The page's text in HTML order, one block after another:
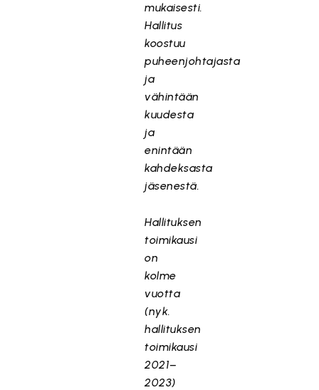
mukaisesti.
Hallitus
koostuu
puheenjohtajasta
ja
vähintään
kuudesta
ja
enintään
kahdeksasta
jäsenestä.
Hallituksen
toimikausi
on
kolme
vuotta
(nyk.
hallituksen
toimikausi
2021–
2023)